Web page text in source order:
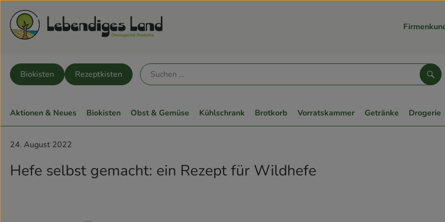
Biokisten Rezeptkisten
Aktionen & Neues Biokisten Obst & Gemüse Kühlschrank Brotkorb Vorratskammer Getränke Drogerie
24. August 2022
Hefe selbst gemacht: ein Rezept für Wildhefe